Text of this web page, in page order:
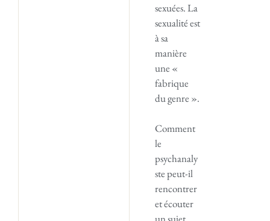
sexuées. La
sexualité est
à sa
manière
une «
fabrique
du genre ».
Comment
le
psychanaly
ste peut-il
rencontrer
et écouter